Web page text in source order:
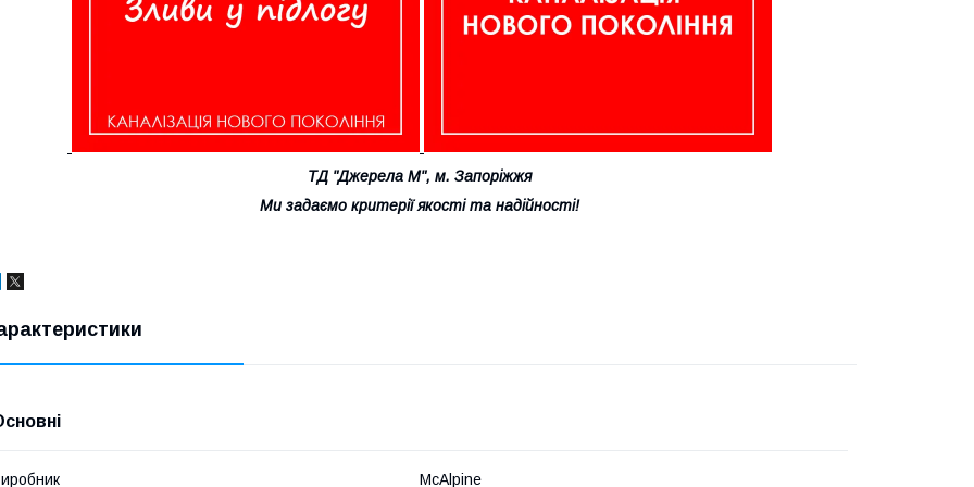
ТД "Джерела М", м. Запоріжжя
Ми задаємо критерії якості та надійності!
McAlpine